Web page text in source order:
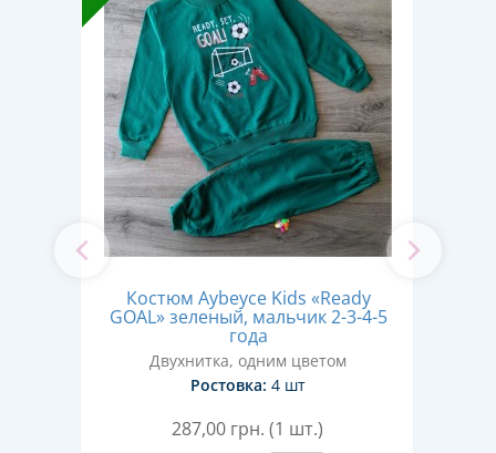
Костюм Aybeyce Kids «Ready
GOAL» зеленый, мальчик 2-3-4-5
года
Двухнитка, одним цветом
Ростовка: 4 шт
287,00 грн. (1 шт.)